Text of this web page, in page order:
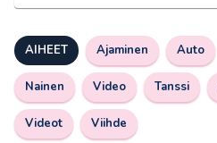
AIHEET Ajaminen Auto
Nainen Video Tanssi
Videot Viihde